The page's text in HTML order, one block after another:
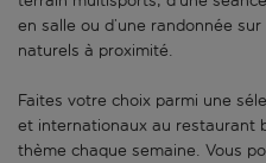
en salle ou d’une randonnée
naturels à proximité.
Faites votre choix parmi une
et internationaux au restaurant
thème chaque semaine. Vous